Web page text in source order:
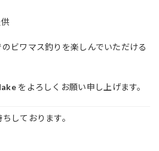
ビワマス釣りを楽しんでいただける
をよろしくお願い申し上げます。
しております。